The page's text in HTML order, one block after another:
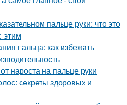
пальце руки: что это
этим
пальца: как избежать
нароста на пальце руки
секреты здоровых и